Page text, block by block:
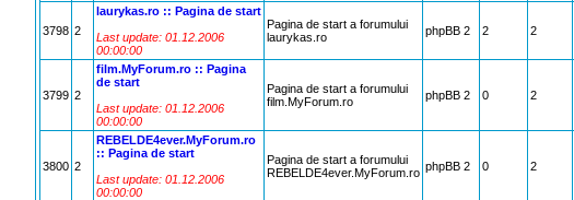
3798 2
laurykas.ro :: Pagina de start
Last update: 01.12.2006
00:00:00
Pagina de start a forumului
laurykas.ro
phpBB 2 2 2
3799 2
film.MyForum.ro :: Pagina
de start
Last update: 01.12.2006
00:00:00
Pagina de start a forumului
film.MyForum.ro
phpBB 2 0 2
3800 2
REBELDE4ever.MyForum.ro
:: Pagina de start
Last update: 01.12.2006
00:00:00
Pagina de start a forumului
REBELDE4ever.MyForum.ro phpBB 2 0 2